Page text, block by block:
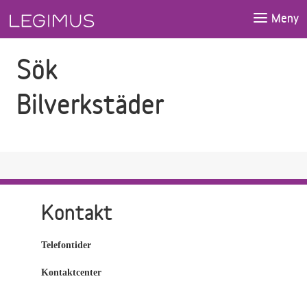
Meny
Sök
Bilverkstäder
Kontakt
Telefontider
Kontaktcenter